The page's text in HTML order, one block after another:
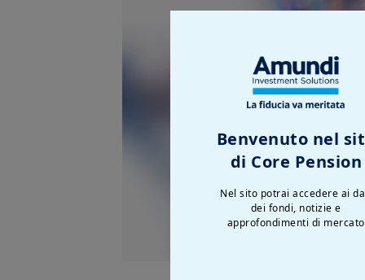
Benvenuto nel
di Core Pension
Nel sito potrai accedere ai
dei fondi, notizie e
approfondimenti di mercato